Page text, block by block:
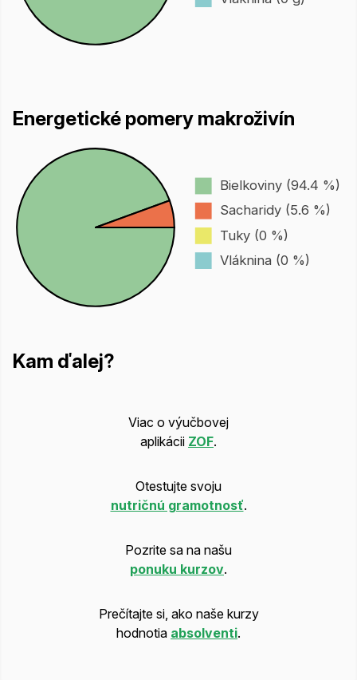
Energetické pomery makroživín
Bielkoviny (94.4 %)
Sacharidy (5.6 %)
Tuky (0 %)
Vláknina (0 %)
Kam ďalej?
Viac o výučbovej
aplikácii ZOF.
Otestujte svoju
nutričnú gramotnosť.
Pozrite sa na našu
ponuku kurzov.
Prečítajte si, ako naše kurzy
hodnotia absolventi.